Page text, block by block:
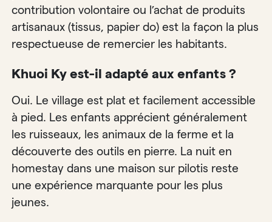
contribution volontaire ou l’achat de produits
artisanaux (tissus, papier do) est la façon la plus
respectueuse de remercier les habitants.
Khuoi Ky est-il adapté aux enfants ?
Oui. Le village est plat et facilement accessible
à pied. Les enfants apprécient généralement
les ruisseaux, les animaux de la ferme et la
découverte des outils en pierre. La nuit en
homestay dans une maison sur pilotis reste
une expérience marquante pour les plus
jeunes.